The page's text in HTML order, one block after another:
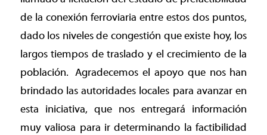
de la conexión ferroviaria entre estos dos puntos,
dado los niveles de congestión que existe hoy, los
largos tiempos de traslado y el crecimiento de la
población.
Agradecemos el apoyo que nos han
brindado las autoridades locales para avanzar en
esta iniciativa, que nos entregará información
muy valiosa para ir determinando la factibilidad